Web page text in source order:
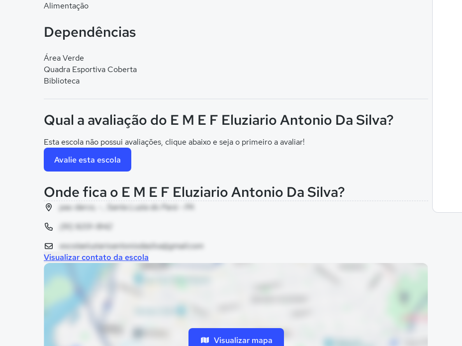
Alimentação
Dependências
Área Verde
Quadra Esportiva Coberta
Biblioteca
Qual a avaliação do E M E F Eluziario Antonio Da Silva?
Esta escola não possui avaliações, clique abaixo e seja o primeiro a avaliar!
Avalie esta escola
Onde fica o E M E F Eluziario Antonio Da Silva?
pau darco, - , Santa Luzia do Pará - PA
(91) 9201-1842
escolaeluziarioantoniodasilva@gmail.com
Visualizar contato da escola
Visualizar mapa